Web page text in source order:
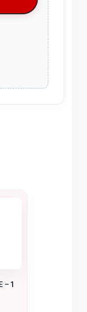
– 1